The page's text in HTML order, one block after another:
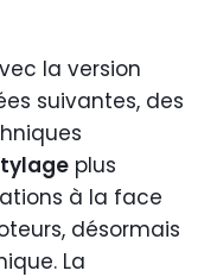
la version
suivantes, des
plus
à la face
désormais
La